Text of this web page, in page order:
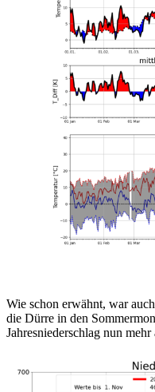
Wie schon erwähnt, war
die Dürre in den
Jahresniederschlag nun